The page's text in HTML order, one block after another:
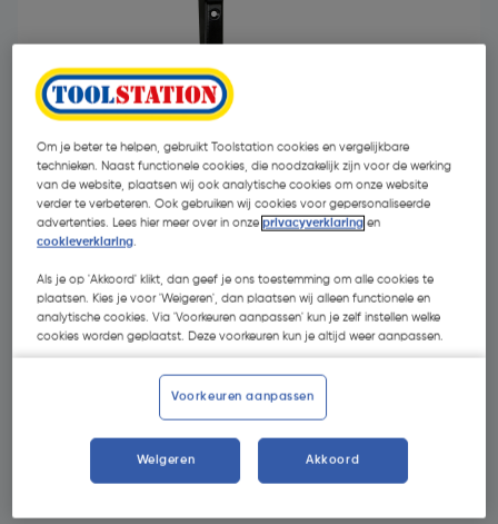
- 55 %
€ 3,34
€ 1,50
Kies productvariant(3)
Om je beter te helpen, gebruikt Toolstation cookies en vergelijkbare
technieken. Naast functionele cookies, die noodzakelijk zijn voor de werking
van de website, plaatsen wij ook analytische cookies om onze website
verder te verbeteren. Ook gebruiken wij cookies voor gepersonaliseerde
advertenties. Lees hier meer over in onzeprivacyverklaring en
cookieverklaring.
Als je op 'Akkoord' klikt, dan geef je ons toestemming om alle cookies te
plaatsen. Kies je voor 'Weigeren', dan plaatsen wij alleen functionele en
analytische cookies. Via 'Voorkeuren aanpassen' kun je zelf instellen welke
cookies worden geplaatst. Deze voorkeuren kun je altijd weer aanpassen.
Voorkeuren aanpassen
Weigeren Akkoord